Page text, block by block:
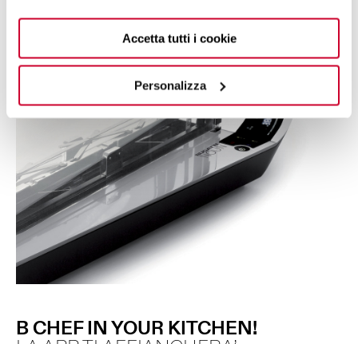
Accetta tutti i cookie
Personalizza
B CHEF IN YOUR KITCHEN!